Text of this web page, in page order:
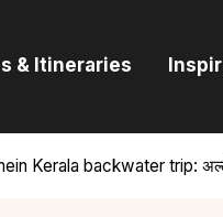
& Itineraries
Kerala backwater trip:
Guides &